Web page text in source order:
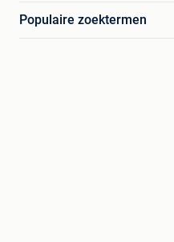
Populaire zoektermen